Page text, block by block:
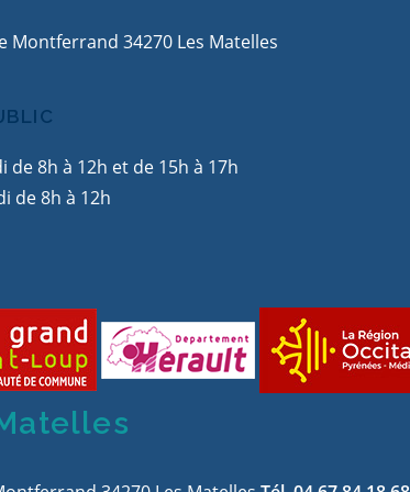
Montferrand 34270 Les Matelles
de 8h à 12h et de 15h à 17h
de 8h à 12h